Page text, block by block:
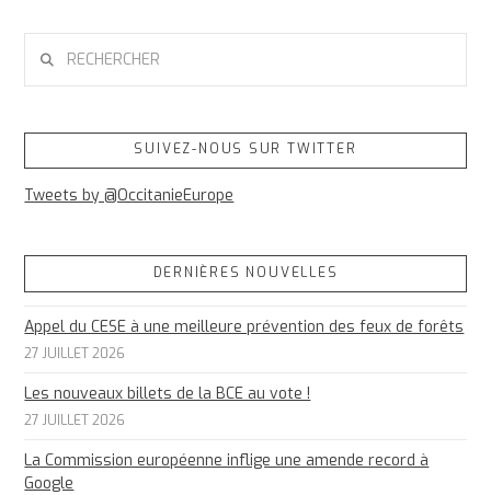
SUIVEZ-NOUS SUR TWITTER
Tweets by @OccitanieEurope
DERNIÈRES NOUVELLES
Appel du CESE à une meilleure prévention des feux de forêts
27 JUILLET 2026
Les nouveaux billets de la BCE au vote !
27 JUILLET 2026
La Commission européenne inflige une amende record à
Google